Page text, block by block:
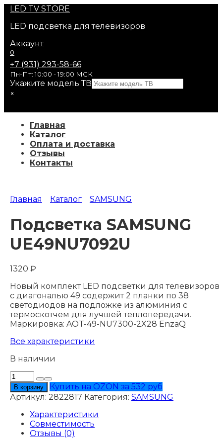
Перейти
содержанию
LED TV STORE
LED подсветка для телевизоров
Аккаунт
0
+7 (931) 293-58-66
Пн-Пт: 10:00 - 19:00 МСК
Укажите модель ТВ
×
Главная
Каталог
Оплата и доставка
Отзывы
Контакты
Главная Каталог SAMSUNG
Подсветка SAMSUNG
UЕ49NU7092U
1320 ₽
Новый комплект LED подсветки для телевизоров
с диагональю 49 содержит 2 планки по 38
светодиодов на подложке из алюминия с
термоскотчем для лучшей теплопередачи.
Маркировка: AOT-49-NU7300-2X28 EnzaQ
Все характеристики
В наличии
Количество
товара
Подсветка
SAMSUNG
UЕ49NU7092U
В корзину
Купить на OZON за 532 руб
Артикул: 2822817 Категория: SAMSUNG
Характеристики
Совместимость
Отзывы (0)